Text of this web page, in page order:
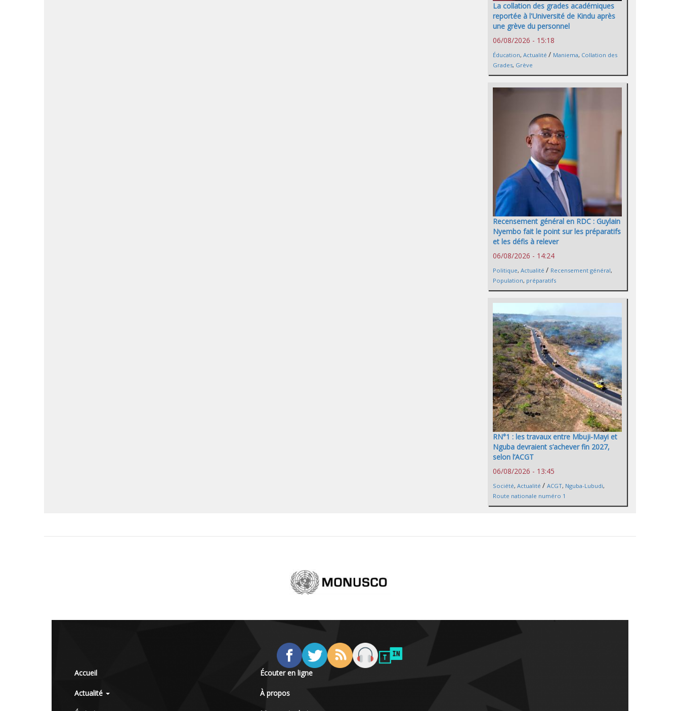
La collation des grades académiques
reportée à l'Université de Kindu après
une grève du personnel
06/08/2026 - 15:18
Éducation, Actualité / Maniema, Collation des
Grades, Grève
Recensement général en RDC : Guylain
Nyembo fait le point sur les préparatifs
et les défis à relever
06/08/2026 - 14:24
Politique, Actualité / Recensement général,
Population, préparatifs
RN°1 : les travaux entre Mbuji-Mayi et
Nguba devraient s’achever fin 2027,
selon l’ACGT
06/08/2026 - 13:45
Société, Actualité / ACGT, Nguba-Lubudi,
Route nationale numéro 1
Accueil
Actualité
Écouter en ligne
À propos